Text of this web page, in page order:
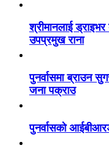
श्रीमानलाई ड्राइभर
उपप्रमुख राना
पुनर्वासमा ब्राउन
जना पक्राउ
पुनर्वासको